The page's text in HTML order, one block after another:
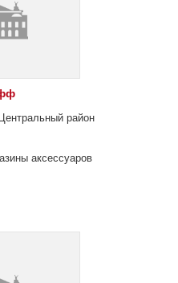
район
аксессуаров